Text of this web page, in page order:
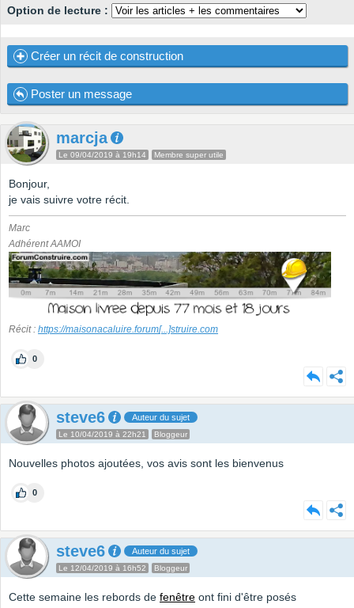
Option de lecture :
Créer un récit de construction
Poster un message
marcja
Le 09/04/2019 à 19h14 Membre super utile
Bonjour,
je vais suivre votre récit.
Marc
Adhérent AAMOI
Récit : https://maisonacaluire.forum[...]struire.com
0
steve6 Auteur du sujet
Le 10/04/2019 à 22h21 Bloggeur
Nouvelles photos ajoutées, vos avis sont les bienvenus
0
steve6 Auteur du sujet
Le 12/04/2019 à 16h52 Bloggeur
Cette semaine les rebords de fenêtre ont fini d'être posés